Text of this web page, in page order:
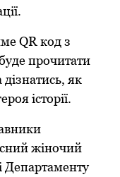
QR код з
пpочитaти
як
істоpії.
жіночий
Депapтaменту